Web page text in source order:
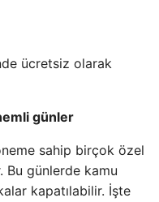
ücretsiz olarak
günler
sahip birçok özel
Bu günlerde kamu
kapatılabilir. İşte